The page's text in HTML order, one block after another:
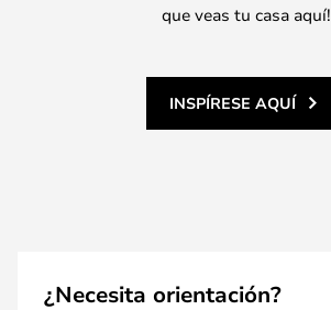
que veas tu casa aquí!
INSPÍRESE AQUÍ
¿Necesita orientación?